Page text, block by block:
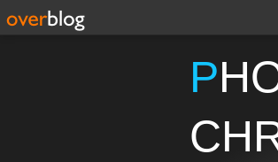
PHOTOGRAPHIE